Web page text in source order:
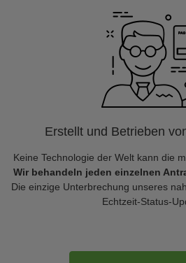
Erstellt und Betrieben
Keine Technologie der Welt kann die
Wir behandeln jeden einzelnen
Die einzige Unterbrechung unseres
Echtzeit-Status-